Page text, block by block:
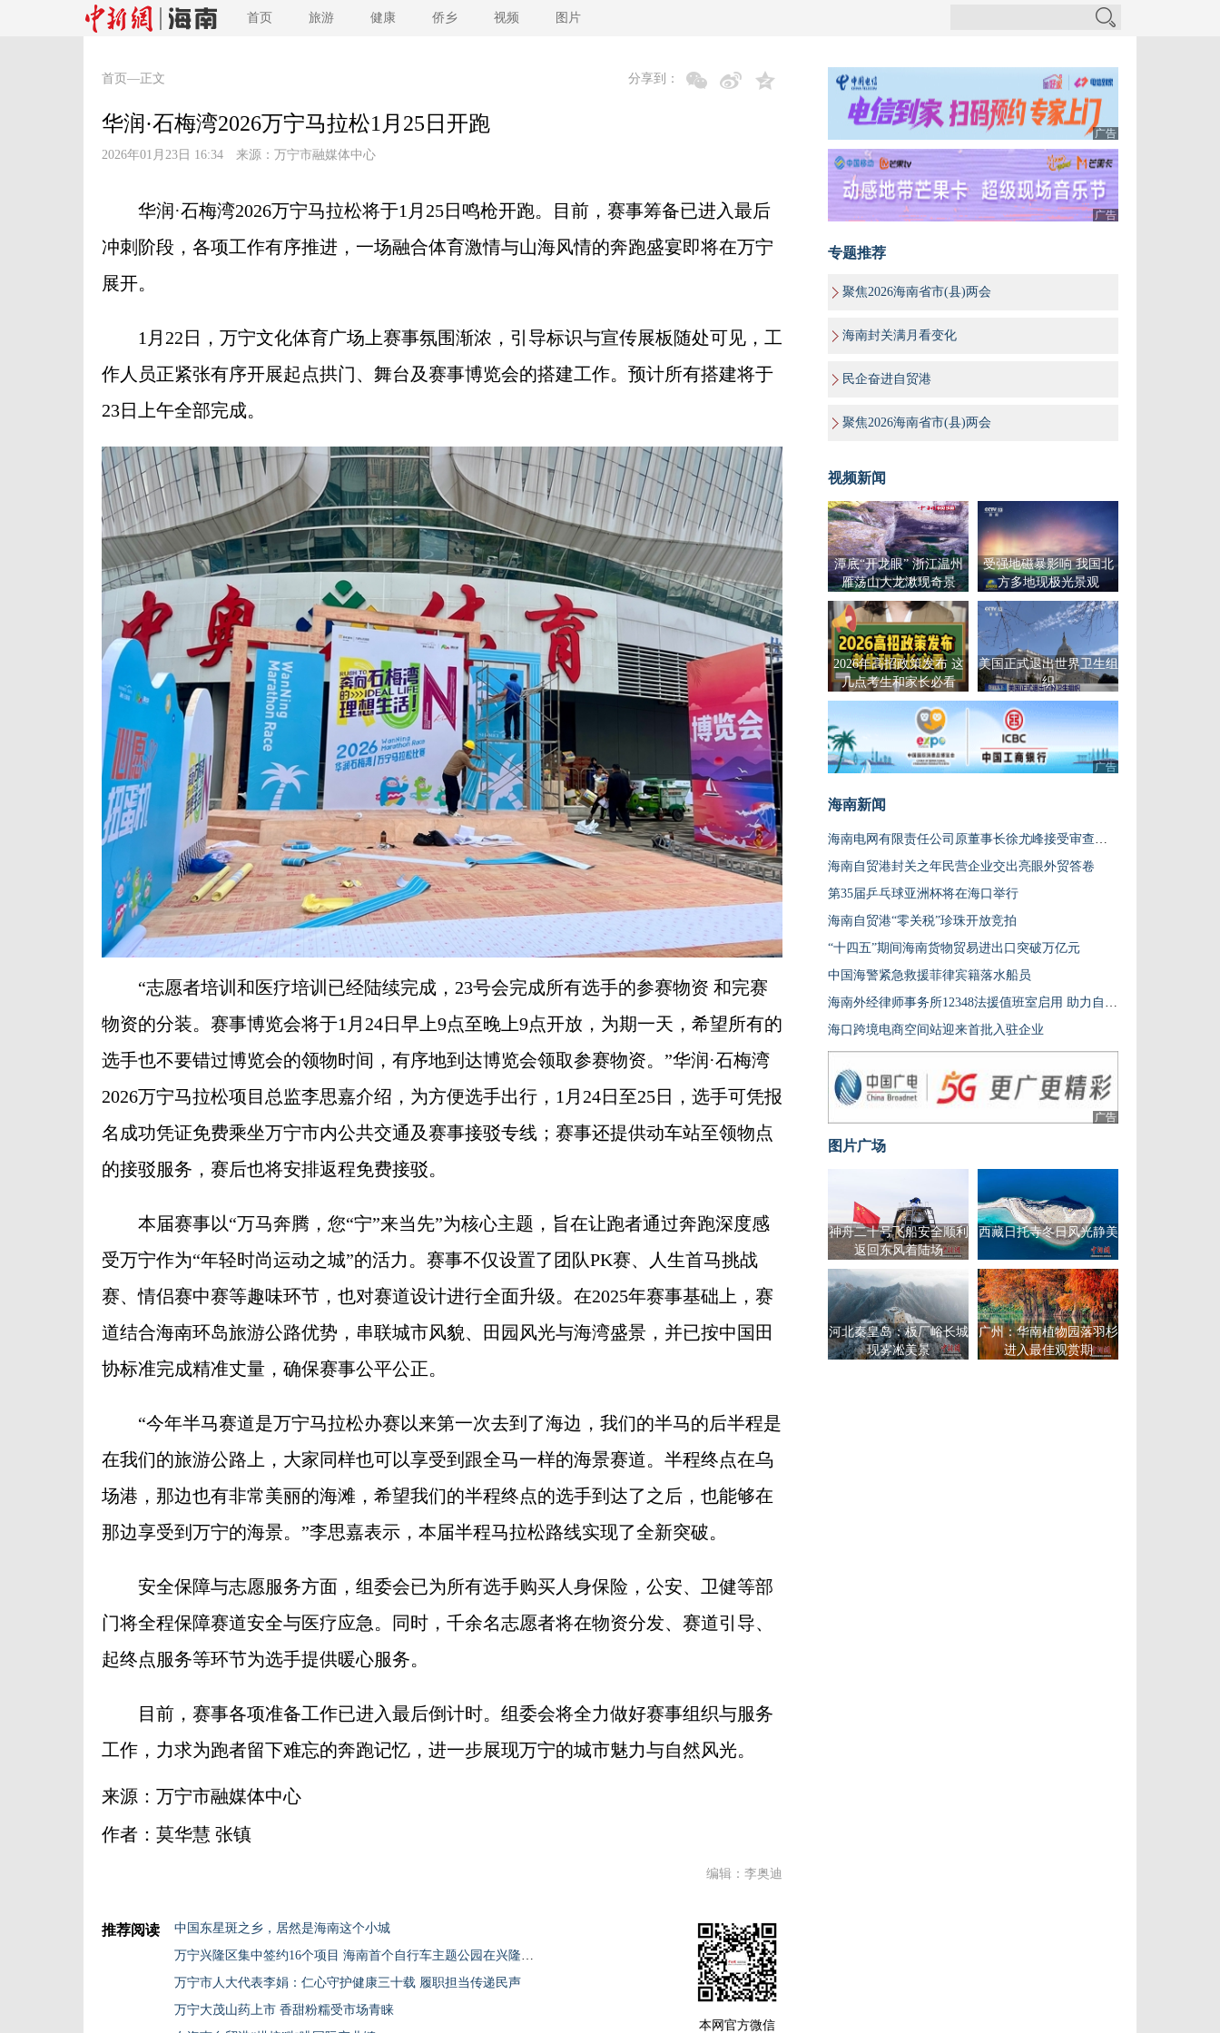
首页 旅游 健康 侨乡 视频 图片
首页 —正文 分享到：
华润·石梅湾2026万宁马拉松1月25日开跑
2026年01月23日 16:34 来源： 万宁市融媒体中心
华润·石梅湾2026万宁马拉松将于1月25日鸣枪开跑。目前，赛事筹备已进入最后
冲刺阶段，各项工作有序推进，一场融合体育激情与山海风情的奔跑盛宴即将在万宁
展开。
1月22日，万宁文化体育广场上赛事氛围渐浓，引导标识与宣传展板随处可见，工
作人员正紧张有序开展起点拱门、舞台及赛事博览会的搭建工作。预计所有搭建将于
23日上午全部完成。
“志愿者培训和医疗培训已经陆续完成，23号会完成所有选手的参赛物资 和完赛
物资的分装。赛事博览会将于1月24日早上9点至晚上9点开放，为期一天，希望所有的
选手也不要错过博览会的领物时间，有序地到达博览会领取参赛物资。”华润·石梅湾
2026万宁马拉松项目总监李思嘉介绍，为方便选手出行，1月24日至25日，选手可凭报
名成功凭证免费乘坐万宁市内公共交通及赛事接驳专线；赛事还提供动车站至领物点
的接驳服务，赛后也将安排返程免费接驳。
本届赛事以“万马奔腾，您“宁”来当先”为核心主题，旨在让跑者通过奔跑深度感
受万宁作为“年轻时尚运动之城”的活力。赛事不仅设置了团队PK赛、人生首马挑战
赛、情侣赛中赛等趣味环节，也对赛道设计进行全面升级。在2025年赛事基础上，赛
道结合海南环岛旅游公路优势，串联城市风貌、田园风光与海湾盛景，并已按中国田
协标准完成精准丈量，确保赛事公平公正。
“今年半马赛道是万宁马拉松办赛以来第一次去到了海边，我们的半马的后半程是
在我们的旅游公路上，大家同样也可以享受到跟全马一样的海景赛道。半程终点在乌
场港，那边也有非常美丽的海滩，希望我们的半程终点的选手到达了之后，也能够在
那边享受到万宁的海景。”李思嘉表示，本届半程马拉松路线实现了全新突破。
安全保障与志愿服务方面，组委会已为所有选手购买人身保险，公安、卫健等部
门将全程保障赛道安全与医疗应急。同时，千余名志愿者将在物资分发、赛道引导、
起终点服务等环节为选手提供暖心服务。
目前，赛事各项准备工作已进入最后倒计时。组委会将全力做好赛事组织与服务
工作，力求为跑者留下难忘的奔跑记忆，进一步展现万宁的城市魅力与自然风光。
来源：万宁市融媒体中心
作者：莫华慧 张镇
编辑：李奥迪
推荐阅读
中国东星斑之乡，居然是海南这个小城
万宁市人大代表李娟：仁心守护健康三十载 履职担当传递民声
万宁大茂山药上市 香甜粉糯受市场青睐
本网官方微信
广告
广告
专题推荐
聚焦2026海南省市(县)两会
海南封关满月看变化
民企奋进自贸港
聚焦2026海南省市(县)两会
视频新闻
潭底“开龙眼” 浙江温州
雁荡山大龙湫现奇景
受强地磁暴影响 我国北
方多地现极光景观
2026年高招政策发布 这
几点考生和家长必看
美国正式退出世界卫生组
织
广告
海南新闻
海南电网有限责任公司原董事长徐尤峰接受审查调查
海南自贸港封关之年民营企业交出亮眼外贸答卷
第35届乒乓球亚洲杯将在海口举行
海南自贸港“零关税”珍珠开放竞拍
“十四五”期间海南货物贸易进出口突破万亿元
中国海警紧急救援菲律宾籍落水船员
海南外经律师事务所12348法援值班室启用 助力自贸港法治建设
海口跨境电商空间站迎来首批入驻企业
广告
图片广场
神舟二十号飞船安全顺利
返回东风着陆场
西藏日托寺冬日风光静美
河北秦皇岛：板厂峪长城
现雾凇美景
广州：华南植物园落羽杉
进入最佳观赏期